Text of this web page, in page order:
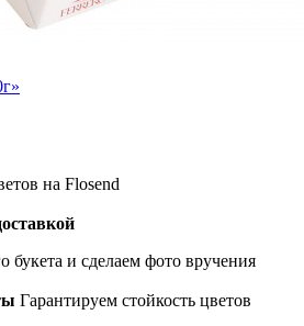
на Flosend
букета и сделаем фото вручения
Гарантируем стойкость цветов